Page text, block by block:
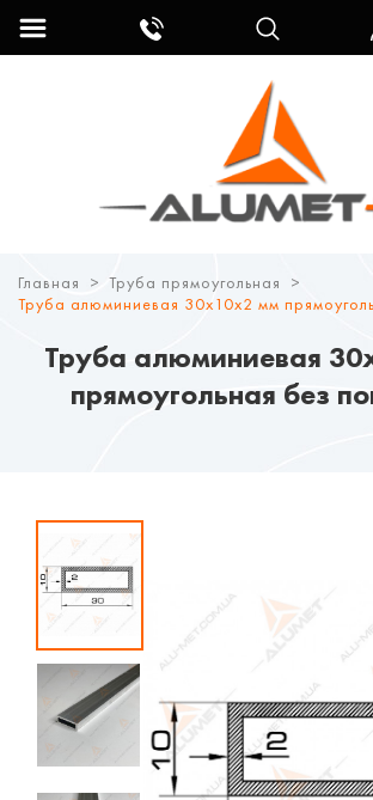
Главная
Труба прямоугольная
Труба алюминиевая 30х10х2 мм
Труба алюминиевая
прямоугольная без